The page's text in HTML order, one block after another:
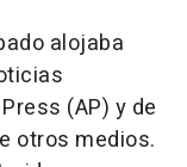
alojaba
(AP) y de
otros medios.